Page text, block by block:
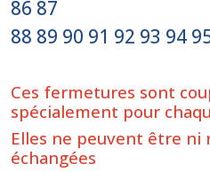
86 87
88 89 90 91 92 93 94
Ces fermetures sont
spécialement pour
Elles ne peuvent être ni
échangées